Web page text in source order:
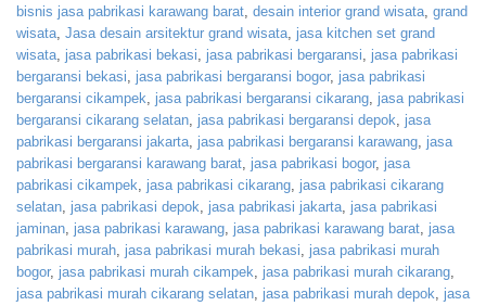
bisnis jasa pabrikasi karawang barat, desain interior grand wisata, grand
wisata, Jasa desain arsitektur grand wisata, jasa kitchen set grand
wisata, jasa pabrikasi bekasi, jasa pabrikasi bergaransi, jasa pabrikasi
bergaransi bekasi, jasa pabrikasi bergaransi bogor, jasa pabrikasi
bergaransi cikampek, jasa pabrikasi bergaransi cikarang, jasa pabrikasi
bergaransi cikarang selatan, jasa pabrikasi bergaransi depok, jasa
pabrikasi bergaransi jakarta, jasa pabrikasi bergaransi karawang, jasa
pabrikasi bergaransi karawang barat, jasa pabrikasi bogor, jasa
pabrikasi cikampek, jasa pabrikasi cikarang, jasa pabrikasi cikarang
selatan, jasa pabrikasi depok, jasa pabrikasi jakarta, jasa pabrikasi
jaminan, jasa pabrikasi karawang, jasa pabrikasi karawang barat, jasa
pabrikasi murah, jasa pabrikasi murah bekasi, jasa pabrikasi murah
bogor, jasa pabrikasi murah cikampek, jasa pabrikasi murah cikarang,
jasa pabrikasi murah cikarang selatan, jasa pabrikasi murah depok, jasa